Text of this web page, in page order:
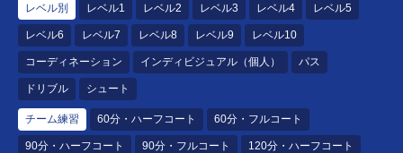
レベル別 レベル1 レベル2 レベル3 レベル4 レベル5
レベル6 レベル7 レベル8 レベル9 レベル10
コーディネーション インディビジュアル（個人） パス
ドリブル シュート
チーム練習 60分・ハーフコート 60分・フルコート
90分・ハーフコート 90分・フルコート 120分・ハーフコート